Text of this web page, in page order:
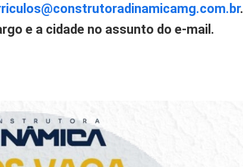
.
e a cidade no assunto do e-mail.